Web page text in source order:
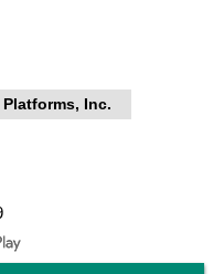
Platforms, Inc.